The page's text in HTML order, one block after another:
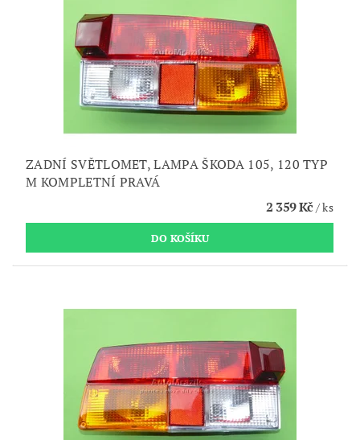
ZADNÍ SVĚTLOMET, LAMPA ŠKODA 105, 120 TYP
M KOMPLETNÍ PRAVÁ
2 359 Kč/ ks